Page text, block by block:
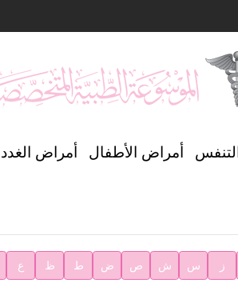
أمراض الأطفال أمراض
ز س ش ص ض ط ظ ع